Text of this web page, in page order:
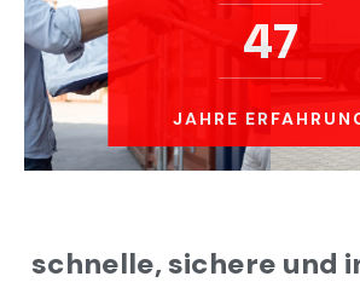
JAHRE
47
schnelle, sichere und